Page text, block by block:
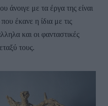
άνοιγε με τα έργα της είναι
έκανε η ίδια με τις
και οι φανταστικές
τους.